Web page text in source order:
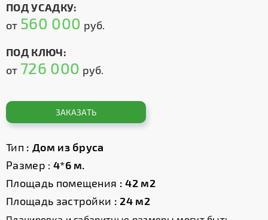
ПОД УСАДКУ:
от 560 000 руб.
ПОД КЛЮЧ:
от 726 000 руб.
ЗАКАЗАТЬ
Тип : Дом из бруса
Размер : 4*6 м.
Площадь помещения : 42 м2
Площадь застройки : 24 м2